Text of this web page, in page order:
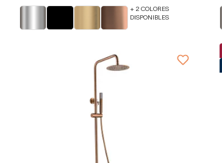
+ 2 COLORES
DISPONIBLES